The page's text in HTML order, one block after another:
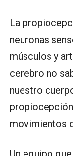
La
neuronas
músculos y
cerebro no
nuestro
movimientos